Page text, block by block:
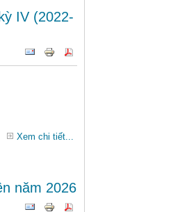
IV (2022-
Xem chi tiết...
năm 2026